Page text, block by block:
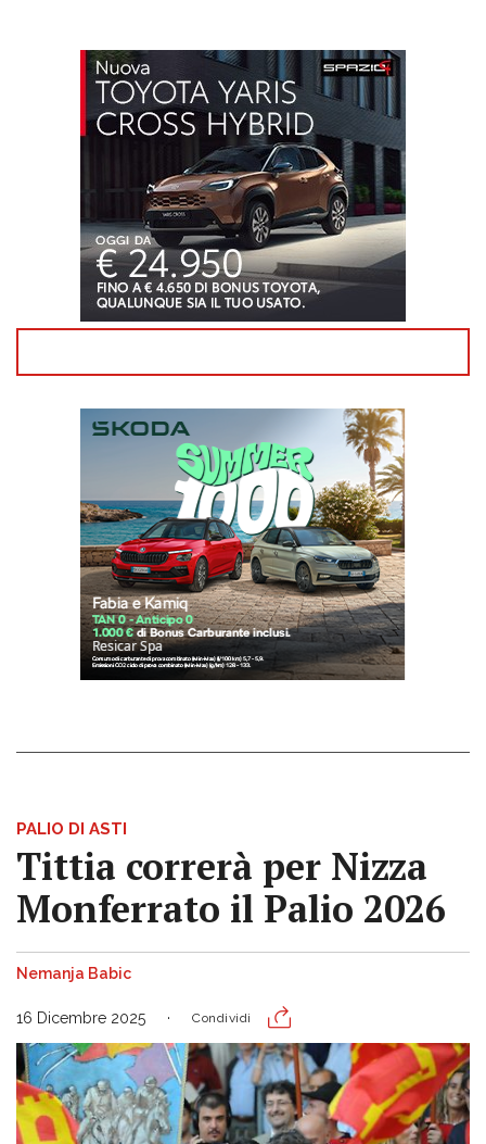
PALIO DI ASTI
Tittia correrà per Nizza
Monferrato il Palio 2026
Nemanja Babic
16 Dicembre 2025 Condividi